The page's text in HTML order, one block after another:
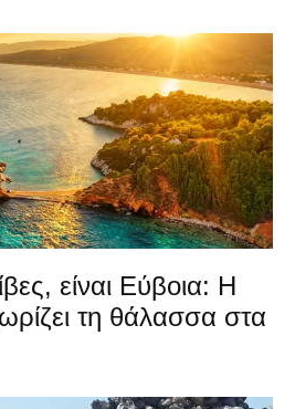
είναι Εύβοια: Η
τη θάλασσα στα